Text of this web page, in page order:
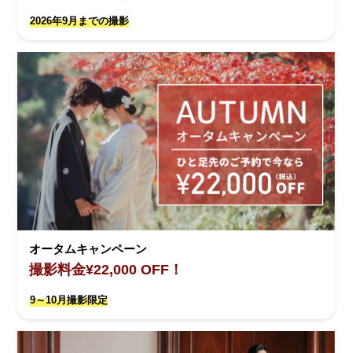
2026年9月までの撮影
オータムキャンペーン
撮影料金¥22,000 OFF！
9～10月撮影限定